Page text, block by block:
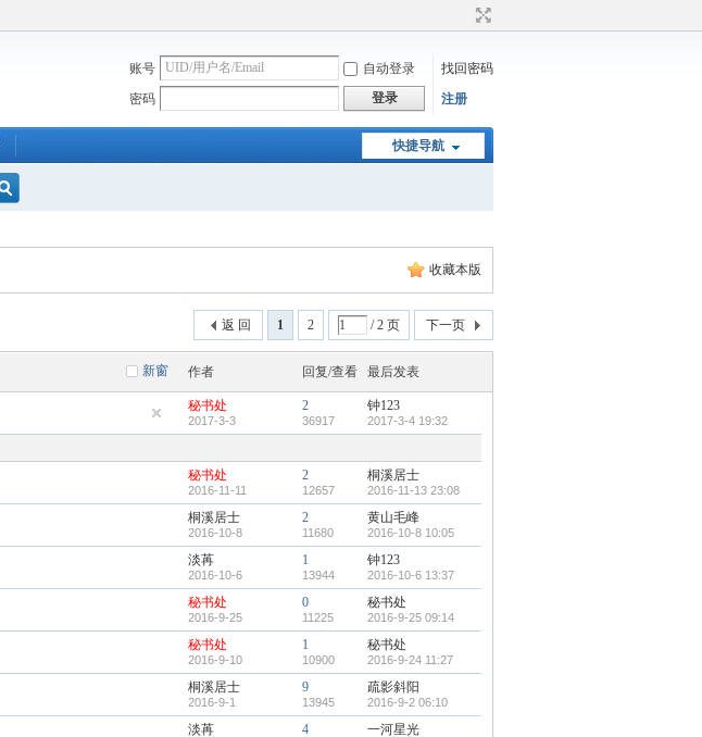
账号 自动登录
找回密码
密码
登录 注册
快捷导航
收藏本版
1 2 / 2 页 下一页
返 回
新窗 作者 回复/查看 最后发表
秘书处
2017-3-3
2
36917
钟123
2017-3-4 19:32
秘书处
2016-11-11
2
12657
桐溪居士
2016-11-13 23:08
桐溪居士
2016-10-8
2
11680
黄山毛峰
2016-10-8 10:05
淡苒
2016-10-6
1
13944
钟123
2016-10-6 13:37
秘书处
2016-9-25
0
11225
秘书处
2016-9-25 09:14
秘书处
2016-9-10
1
10900
秘书处
2016-9-24 11:27
桐溪居士
2016-9-1
9
13945
疏影斜阳
2016-9-2 06:10
淡苒 4 一河星光